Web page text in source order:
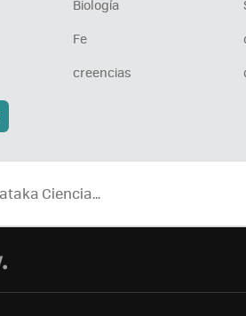
Biología
Fe
creencias